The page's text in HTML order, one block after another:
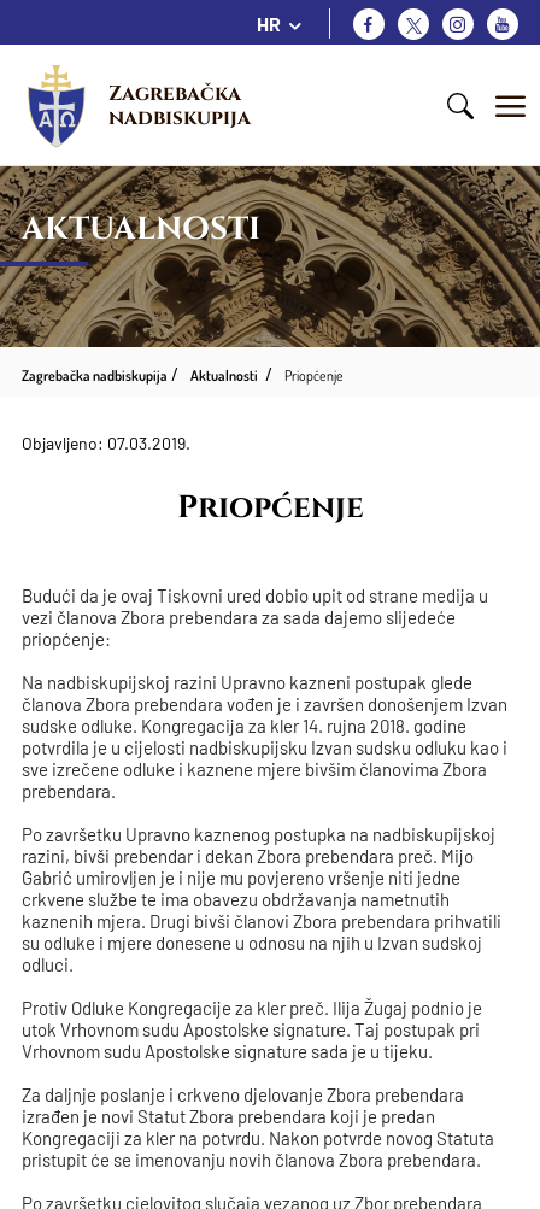
HR
Zagrebačka
nadbiskupija
AKTUALNOSTI
Zagrebačka nadbiskupija Aktualnosti Priopćenje
Objavljeno: 07.03.2019.
Priopćenje
Budući da je ovaj Tiskovni ured dobio upit od strane medija u
vezi članova Zbora prebendara za sada dajemo slijedeće
priopćenje:
Na nadbiskupijskoj razini Upravno kazneni postupak glede
članova Zbora prebendara vođen je i završen donošenjem Izvan
sudske odluke. Kongregacija za kler 14. rujna 2018. godine
potvrdila je u cijelosti nadbiskupijsku Izvan sudsku odluku kao i
sve izrečene odluke i kaznene mjere bivšim članovima Zbora
prebendara.
Po završetku Upravno kaznenog postupka na nadbiskupijskoj
razini, bivši prebendar i dekan Zbora prebendara preč. Mijo
Gabrić umirovljen je i nije mu povjereno vršenje niti jedne
crkvene službe te ima obavezu obdržavanja nametnutih
kaznenih mjera. Drugi bivši članovi Zbora prebendara prihvatili
su odluke i mjere donesene u odnosu na njih u Izvan sudskoj
odluci.
Protiv Odluke Kongregacije za kler preč. Ilija Žugaj podnio je
utok Vrhovnom sudu Apostolske signature. Taj postupak pri
Vrhovnom sudu Apostolske signature sada je u tijeku.
Za daljnje poslanje i crkveno djelovanje Zbora prebendara
izrađen je novi Statut Zbora prebendara koji je predan
Kongregaciji za kler na potvrdu. Nakon potvrde novog Statuta
pristupit će se imenovanju novih članova Zbora prebendara.
Po završetku cjelovitog slučaja vezanog uz Zbor prebendara